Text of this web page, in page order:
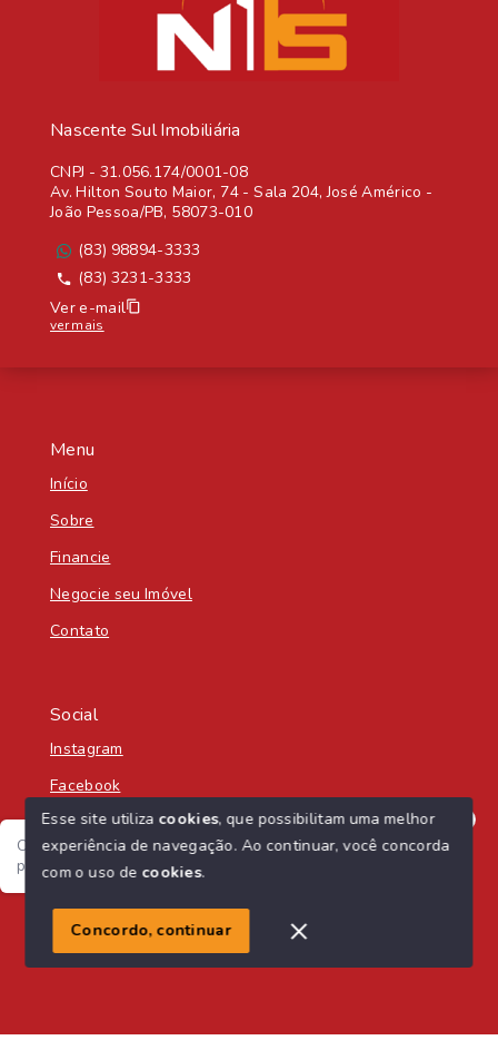
Menu
Início
Sobre
Financie
Negocie seu Imóvel
Contato
Social
Instagram
Facebook
© Copyright 2026 - Nascente Sul Imobiliária - Todos os
SITE PARA IMOBILIARIA
Nascente Sul Imobiliária
CNPJ - 31.056.174/0001-08
Av. Hilton Souto Maior, 74 - Sala 204, José Américo -
João Pessoa/PB, 58073-010
(83) 98894-3333
(83) 3231-3333
Ver e-mail
ver mais
Olá! Seja bem-vindo á Nascente Sul Imobiliária! :) Como
posso te ajudar?
Esse site utiliza cookies, que possibilitam uma melhor
experiência de navegação. Ao continuar, você concorda
com o uso de cookies.
Concordo, continuar